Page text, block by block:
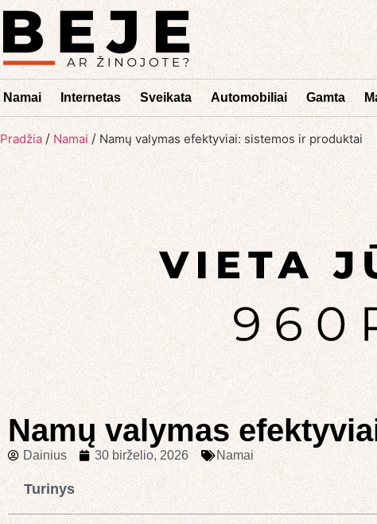
Namai Internetas Sveikata Automobiliai Gamta
Pradžia / Namai / Namų valymas efektyviai: sistemos ir produktai
Namų valymas
Dainius 30 birželio, 2026 Namai
Turinys